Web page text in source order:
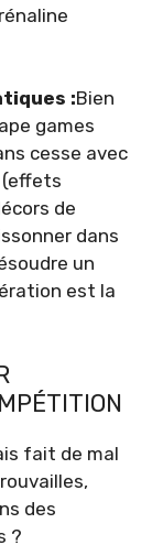
:Bien
games
cesse avec
de
dans
un
est la
fait de mal
des
?